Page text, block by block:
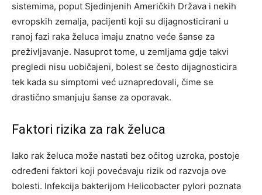
sistemima, poput Sjedinjenih Američkih Država i nekih
evropskih zemalja, pacijenti koji su dijagnosticirani u
ranoj fazi raka želuca imaju znatno veće šanse za
preživljavanje. Nasuprot tome, u zemljama gdje takvi
pregledi nisu uobičajeni, bolest se često dijagnosticira
tek kada su simptomi već uznapredovali, čime se
drastično smanjuju šanse za oporavak.
Faktori rizika za rak želuca
Iako rak želuca može nastati bez očitog uzroka, postoje
određeni faktori koji povećavaju rizik od razvoja ove
bolesti. Infekcija bakterijom Helicobacter pylori poznata